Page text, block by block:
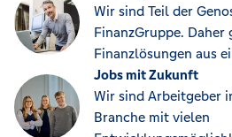
Wir sind Teil der
FinanzGruppe. Daher
Finanzlösungen aus
Jobs mit Zukunft
Wir sind Arbeitgeber
Branche mit vielen